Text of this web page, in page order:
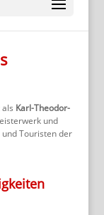
Karl-Theodor-
und
Touristen der